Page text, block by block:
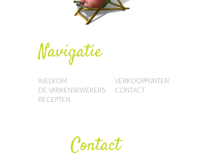
Navigatie
WELKOM
DE VARKENSKWEKERS
RECEPTEN
VERKOOPPUNTEN
CONTACT
Contact